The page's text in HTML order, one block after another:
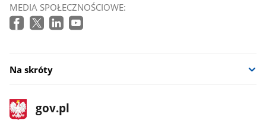
MEDIA SPOŁECZNOŚCIOWE:
Na skróty
stopka
gov.pl
Strona
gov.pl